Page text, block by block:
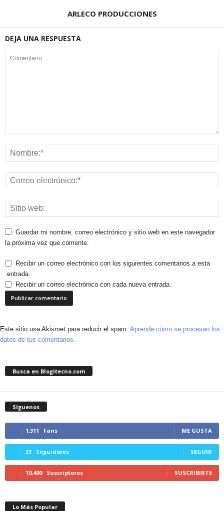
ARLECO PRODUCCIONES
DEJA UNA RESPUESTA
Guardar mi nombre, correo electrónico y sitio web en este navegador
la próxima vez que comente.
Recibir un correo electrónico con los siguientes comentarios a esta
entrada.
Recibir un correo electrónico con cada nueva entrada.
Este sitio usa Akismet para reducir el spam. Aprende cómo se procesan los
datos de tus comentarios.
Busca en Blogitecno.com
Síguenos
1,311 Fans ME GUSTA
33 Seguidores SEGUIR
10,400 Suscriptores SUSCRIBIRTE
Lo Más Popular